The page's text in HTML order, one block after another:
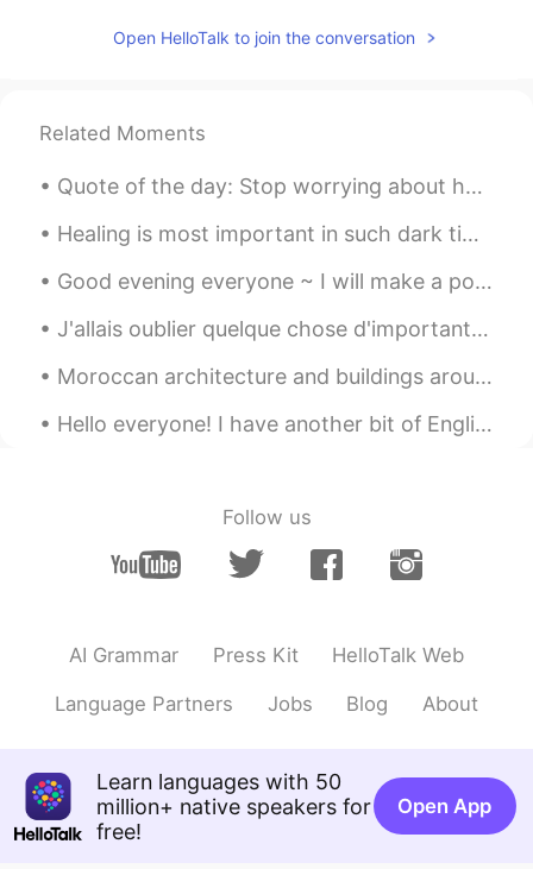
是Alex.
三个月。
了。
我的 爱好是学习语言和我的工作是教练
爱好是学习语言
，
我养了三条狗！
好巧，我有三只猫
Alex 2021.07.06 09:42
CN EN
certain special temperament. Do you
know what is it?
Open HelloTalk to join the conversation
Related Moments
Quote of the day: Stop worrying about how stressed you are, instead remember how blessed you...
Healing is most important in such dark times. When your life is filled with struggle, never fear ...
Good evening everyone ~ I will make a post of me singing soon! But first….. let me help you with...
J'allais oublier quelque chose d'important. 我差点忘了某些重要的事情。 解析: oublier v.t. 忘记；不计较；忽略 J'ai oubli...
Moroccan architecture and buildings around the world Part 1 🇲🇦 🌎 - 1st picture: Mohammed VI Cul...
Hello everyone! I have another bit of English slang for you today! The slang phrase is “it is wh...
Follow us
AI Grammar Press Kit HelloTalk Web
Language Partners Jobs Blog About
Learn languages with 50
million+ native speakers for
free!
Open App